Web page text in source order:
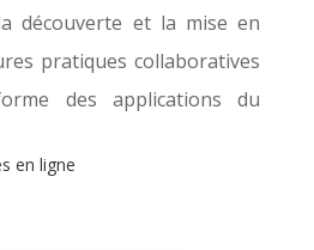
découverte et la mise en
pratiques collaboratives
des applications du
en ligne